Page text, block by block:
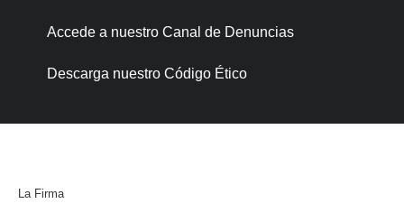
Accede a nuestro Canal de Denuncias
Descarga nuestro Código Ético
La Firma